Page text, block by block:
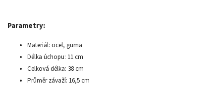
Parametry:
Materiál: ocel, guma
Délka úchopu: 11 cm
Celková délka: 38 cm
Průměr závaží: 16,5 cm